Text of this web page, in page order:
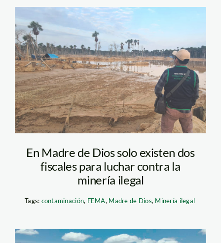
mineria-ilegal-madre-
de-dios-tambopata—
fema
En Madre de Dios solo existen dos
fiscales para luchar contra la
minería ilegal
Tags: contaminación, FEMA, Madre de Dios, Minería ilegal